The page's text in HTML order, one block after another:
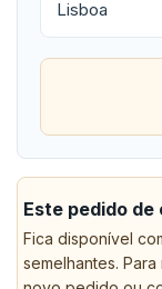
Lisboa
Este pedido
Fica disponível
semelhantes.